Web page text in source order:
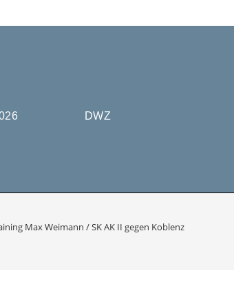
DWZ
Max Weimann / SK AK II gegen Koblenz